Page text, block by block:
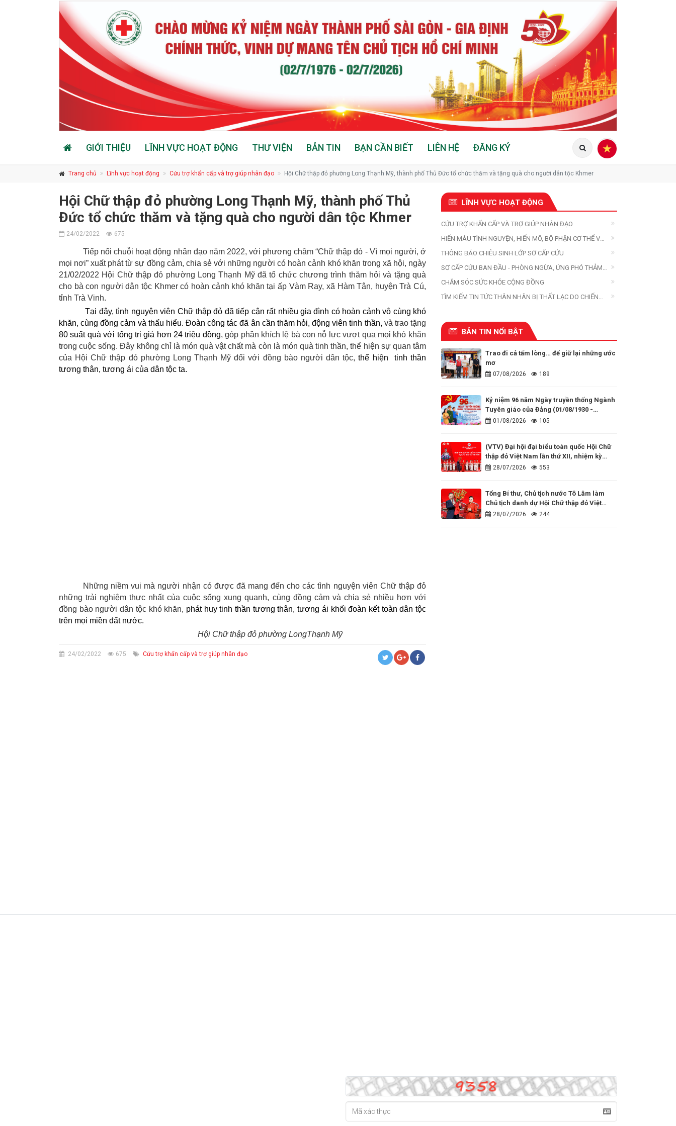
GIỚI THIỆU LĨNH VỰC HOẠT ĐỘNG THƯ VIỆN BẢN TIN BẠN CẦN BIẾT LIÊN HỆ ĐĂNG KÝ
Trang chủ Lĩnh vực hoạt động Cứu trợ khẩn cấp và trợ giúp nhân đạo Hội Chữ thập đỏ phường Long Thạnh Mỹ, thành phố Thủ Đức tổ chức thăm và tặng quà cho người dân tộc Khmer
Hội Chữ thập đỏ phường Long Thạnh Mỹ, thành phố Thủ
Đức tổ chức thăm và tặng quà cho người dân tộc Khmer
24/02/2022 675
Tiếp nối chuỗi hoạt động nhân đạonăm 2022, với phương châm “Chữ thập đỏ - Vì mọi người, ở
mọi nơi” xuất phát từ sự đồng cảm, chia sẻ với những người có hoàn cảnh khó khăn trong xã hội, ngày
21/02/2022 Hội Chữ thập đỏ phường Long Thạnh Mỹ đã tổ chức chương trình thăm hỏivà tặng quà
cho bà con người dân tộc Khmer có hoàn cảnh khó khăn tại ấp Vàm Ray, xã Hàm Tân, huyện Trà Cú,
tỉnh Trà Vinh.
Tại đây, tình nguyện viên Chữ thập đỏ đã tiếp cận rất nhiều gia đình có hoàn cảnh vô cùng khó
khăn, cùng đồng cảm và thấu hiểu. Đoàn công tác đã ân cần thăm hỏi, động viên tinh thần, và traotặng
80 suất quà với tổng trị giá hơn 24 triệu đồng,góp phần khích lệ bà con nỗ lực vượt qua mọi khó khăn
trong cuộc sống. Đây không chỉ là món quà vật chất mà còn là món quà tinh thần, thể hiện sự quan tâm
của Hội Chữ thập đỏ phường Long Thạnh Mỹ đối với đồng bào người dân tộc, thể hiện tinh thần
tương thân, tương ái của dân tộc ta.
N hững niềm vui mà người nhận có được đã mang đến chocác tình nguyện viên Chữ thập đỏ
những trải nghiệm thực nhất của cuộc sống xung quanh, cùng đồng cảm và chia sẻ nhiều hơn với
đồng bào người dân tộckhó khăn, phát huy tinh thần tương thân, tương ái khối đoàn kết toàn dân tộc
trên mọi miền đất nước.
Hội Chữ thập đỏ phường LongThạnh Mỹ
24/02/2022 675 Cứu trợ khẩn cấp và trợ giúp nhân đạo
LĨNH VỰC HOẠT ĐỘNG
CỨU TRỢ KHẨN CẤP VÀ TRỢ GIÚP NHÂN ĐẠO
HIẾN MÁU TÌNH NGUYỆN, HIẾN MÔ, BỘ PHẬN CƠ THỂ VÀ
HIẾN XÁC
THÔNG BÁO CHIÊU SINH LỚP SƠ CẤP CỨU
SƠ CẤP CỨU BAN ĐẦU - PHÒNG NGỪA, ỨNG PHÓ THẢM
HỌA
CHĂM SÓC SỨC KHỎE CỘNG ĐỒNG
TÌM KIẾM TIN TỨC THÂN NHÂN BỊ THẤT LẠC DO CHIẾN
BẢN TIN NỔI BẬT
Trao đi cả tấm lòng… để giữ lại những ước
mơ
07/08/2026 189
Kỷ niệm 96 năm Ngày truyền thống Ngành
Tuyên giáo của Đảng (01/08/1930 -
01/08/2026)
01/08/2026 105
(VTV) Đại hội đại biểu toàn quốc Hội Chữ
thập đỏ Việt Nam lần thứ XII, nhiệm kỳ
2026 - 2031
28/07/2026 553
Tổng Bí thư, Chủ tịch nước Tô Lâm làm
Chủ tịch danh dự Hội Chữ thập đỏ Việt
Nam28/07/2026 244